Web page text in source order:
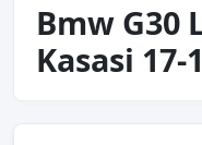
Bmw G30
Kasasi 17-